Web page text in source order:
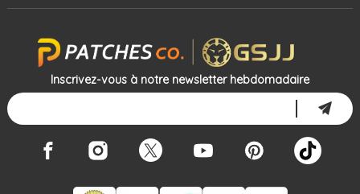
Inscrivez-vous à notre newsletter hebdomadaire